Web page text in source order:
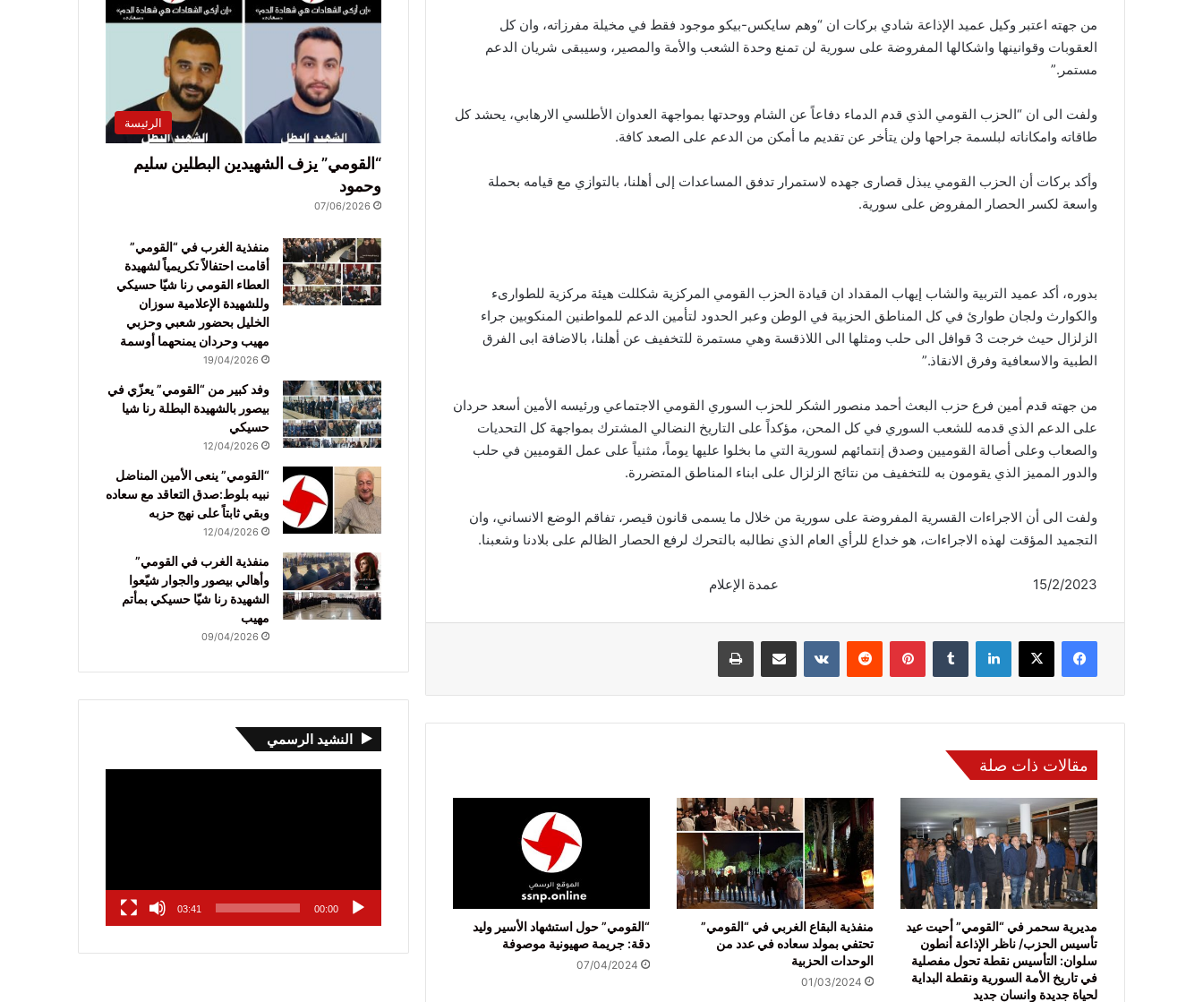
من جهته اعتبر وكيل عميد الإذاعة شادي بركات ان “وهم سايكس-بيكو موجود فقط في مخيلة مفرزاته، وان كل
العقوبات وقوانينها واشكالها المفروضة على سورية لن تمنع وحدة الشعب والأمة والمصير، وسيبقى شريان الدعم
مستمر.”
ولفت الى ان “الحزب القومي الذي قدم الدماء دفاعاً عن الشام ووحدتها بمواجهة العدوان الأطلسي الارهابي، يحشد كل
طاقاته وامكاناته لبلسمة جراحها ولن يتأخر عن تقديم ما أمكن من الدعم على الصعد كافة.
وأكد بركات أن الحزب القومي يبذل قصارى جهده لاستمرار تدفق المساعدات إلى أهلنا، بالتوازي مع قيامه بحملة
واسعة لكسر الحصار المفروض على سورية.
بدوره، أكد عميد التربية والشاب إيهاب المقداد ان قيادة الحزب القومي المركزية شكللت هيئة مركزية للطوارىء
والكوارث ولجان طوارئ في كل المناطق الحزبية في الوطن وعبر الحدود لتأمين الدعم للمواطنين المنكوبين جراء
الزلزال حيث خرجت 3 قوافل الى حلب ومثلها الى اللاذقسة وهي مستمرة للتخفيف عن أهلنا، بالاضافة ابى الفرق
الطبية والاسعافية وفرق الانقاذ.”
من جهته قدم أمين فرع حزب البعث أحمد منصور الشكر للحزب السوري القومي الاجتماعي ورئيسه الأمين أسعد حردان
على الدعم الذي قدمه للشعب السوري في كل المحن، مؤكداً على التاريخ النضالي المشترك بمواجهة كل التحديات
والصعاب وعلى أصالة القوميين وصدق إنتمائهم لسورية التي ما بخلوا عليها يوماً، مثنياً على عمل القوميين في حلب
والدور المميز الذي يقومون به للتخفيف من نتائج الزلزال على ابناء المناطق المتضررة.
ولفت الى أن الاجراءات القسرية المفروضة على سورية من خلال ما يسمى قانون قيصر، تفاقم الوضع الانساني، وان
التجميد المؤقت لهذه الاجراءات، هو خداع للرأي العام الذي نطالبه بالتحرك لرفع الحصار الظالم على بلادنا وشعبنا.
15/2/2023 عمدة الإعلام
فيسبوك لينكدإن بينتيريست
مقالات ذات صلة
مديرية سحمر في “القومي” أحيت عيد
تأسيس الحزب/ ناظر الإذاعة أنطون
سلوان: التأسيس نقطة تحول مفصلية
في تاريخ الأمة السورية ونقطة البداية
لحياة جديدة وانسان جديد
منفذية البقاع الغربي في “القومي”
تحتفي بمولد سعاده في عدد من
الوحدات الحزبية
01/03/2024
“القومي” حول استشهاد الأسير وليد
دقة: جريمة صهيونية موصوفة
07/04/2024
الرئيسة
“القومي” يزف الشهيدين البطلين سليم
وحمود
07/06/2026
منفذية الغرب في “القومي”
أقامت احتفالاً تكريمياً لشهيدة
العطاء القومي رنا شيّا حسيكي
وللشهيدة الإعلامية سوزان
الخليل بحضور شعبي وحزبي
مهيب وحردان يمنحهما أوسمة
19/04/2026
وفد كبير من “القومي” يعزّي في
بيصور بالشهيدة البطلة رنا شيا
حسيكي
12/04/2026
“القومي” ينعى الأمين المناضل
نبيه بلوط:صدق التعاقد مع سعاده
وبقي ثابتاً على نهج حزبه
12/04/2026
منفذية الغرب في القومي”
وأهالي بيصور والجوار شيّعوا
الشهيدة رنا شيّا حسيكي بمأتم
مهيب
09/04/2026
النشيد الرسمي
00:00
03:41